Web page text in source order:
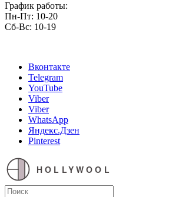
График работы:
Пн-Пт: 10-20
Сб-Вс: 10-19
Вконтакте
Telegram
YouTube
Viber
Viber
WhatsApp
Яндекс.Дзен
Pinterest
HOLLYWOOL